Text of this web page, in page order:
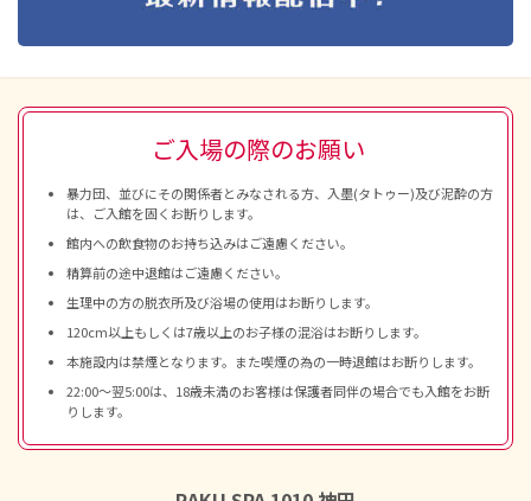
ご入場の際のお願い
暴力団、並びにその関係者とみなされる方、入墨(タトゥー)及び泥酔の方
は、ご入館を固くお断りします。
館内への飲食物のお持ち込みはご遠慮ください。
精算前の途中退館はご遠慮ください。
生理中の方の脱衣所及び浴場の使用はお断りします。
120cm以上もしくは7歳以上のお子様の混浴はお断りします。
本施設内は禁煙となります。また喫煙の為の一時退館はお断りします。
22:00～翌5:00は、18歳未満のお客様は保護者同伴の場合でも入館をお断
りします。